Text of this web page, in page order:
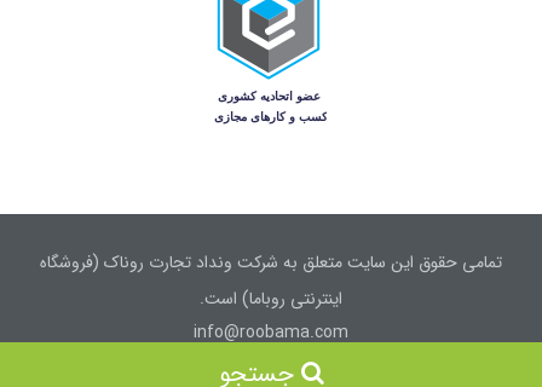
جستجو
تمامی حقوق این سایت متعلق به شرکت ونداد تجارت روناک (فروشگاه
اینترنتی روباما) است.
info@roobama.com